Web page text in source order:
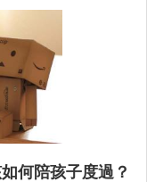
何陪孩子度過？